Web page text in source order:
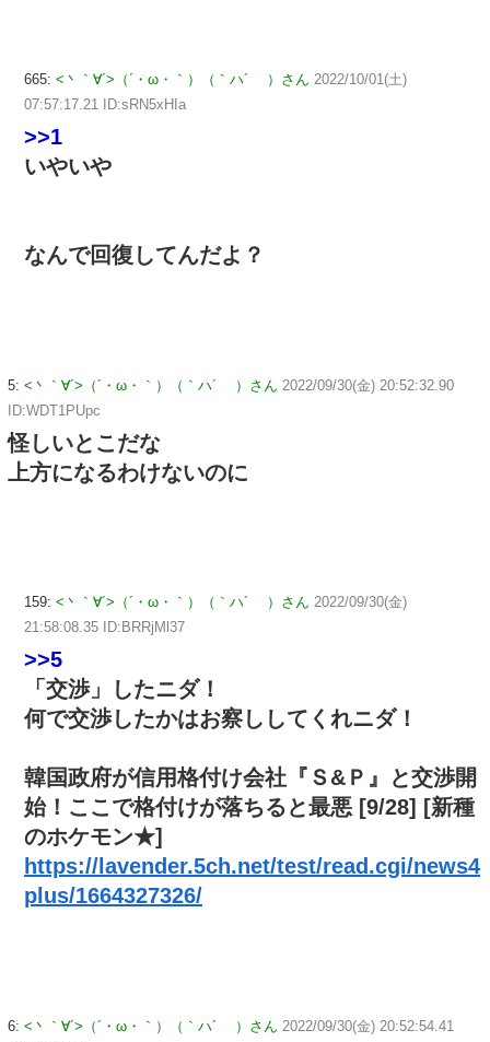
665: <丶｀∀´>（´・ω・｀）（｀ハ´ ）さん 2022/10/01(土)
07:57:17.21 ID:sRN5xHIa
>>1
いやいや
なんで回復してんだよ？
5: <丶｀∀´>（´・ω・｀）（｀ハ´ ）さん 2022/09/30(金) 20:52:32.90
ID:WDT1PUpc
怪しいとこだな
上方になるわけないのに
159: <丶｀∀´>（´・ω・｀）（｀ハ´ ）さん 2022/09/30(金)
21:58:08.35 ID:BRRjMl37
>>5
「交渉」したニダ！
何で交渉したかはお察ししてくれニダ！
韓国政府が信用格付け会社『Ｓ&Ｐ』と交渉開
始！ここで格付けが落ちると最悪 [9/28] [新種
のホケモン★]
https://lavender.5ch.net/test/read.cgi/news4
plus/1664327326/
6: <丶｀∀´>（´・ω・｀）（｀ハ´ ）さん 2022/09/30(金) 20:52:54.41